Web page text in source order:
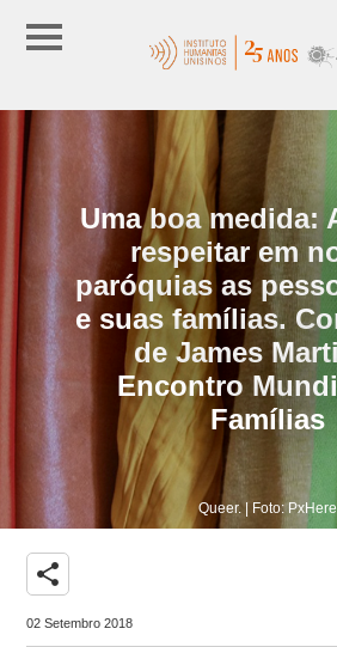
Uma boa medida:
respeitar em
paróquias as
e suas famílias.
de James
Encontro
Famílias
Queer. | Foto: PxHere
share
02 Setembro 2018